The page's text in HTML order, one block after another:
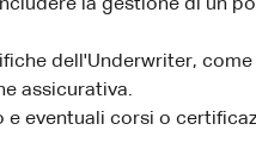
la gestione di un
dell'Underwriter,
assicurativa.
eventuali corsi o